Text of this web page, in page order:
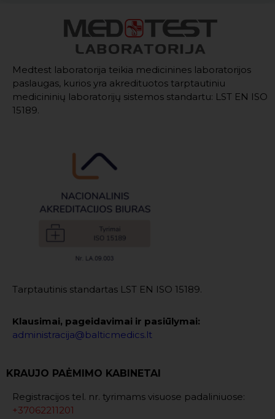
Medtest laboratorija teikia medicinines laboratorijos
paslaugas, kurios yra akredituotos tarptautiniu
medicininių laboratorijų sistemos standartu: LST EN ISO
15189.
Tarptautinis standartas LST EN ISO 15189.
Klausimai, pageidavimai ir pasiūlymai:
administracija@balticmedics.lt
KRAUJO PAĖMIMO KABINETAI
Registracijos tel. nr. tyrimams visuose padaliniuose:
+37062211201